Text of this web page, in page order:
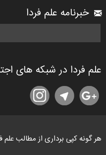
خبرنامه علم فردا
علم فردا در شبکه های
هر گونه کپی برداری از مطالب علم